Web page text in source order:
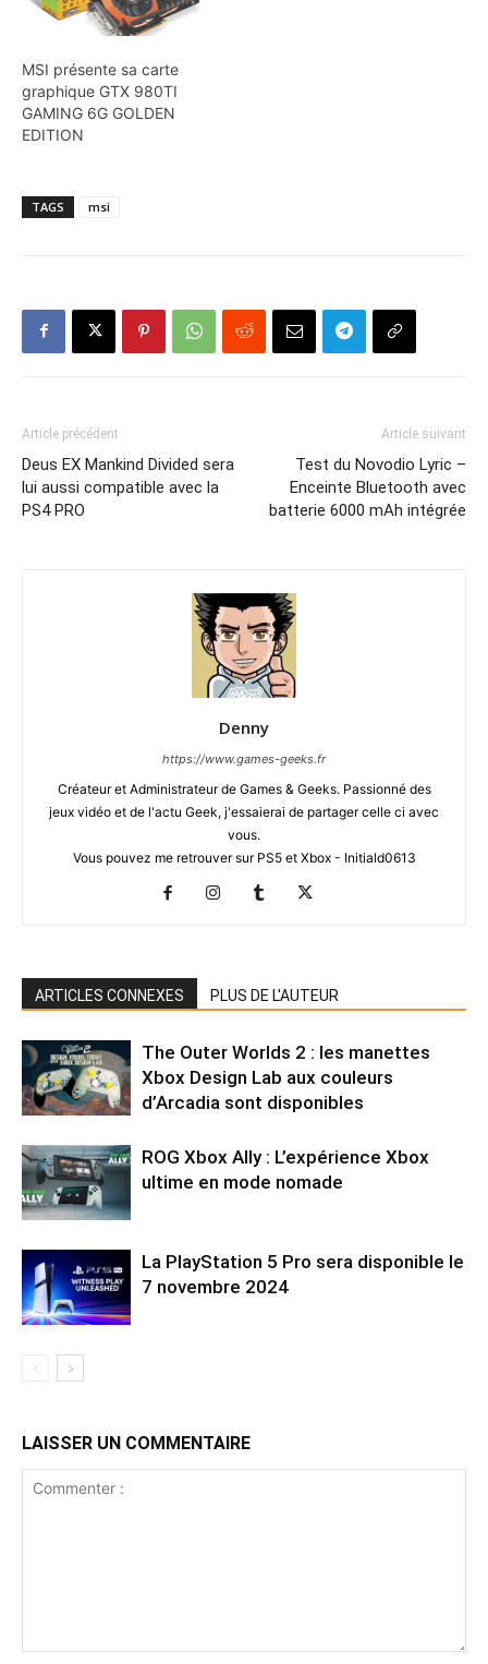
MSI présente sa carte
graphique GTX 980TI
GAMING 6G GOLDEN
EDITION
TAGS msi
Article précédent
Deus EX Mankind Divided sera
lui aussi compatible avec la
PS4 PRO
Article suivant
Test du Novodio Lyric –
Enceinte Bluetooth avec
batterie 6000 mAh intégrée
Denny
https://www.games-geeks.fr
Créateur et Administrateur de Games & Geeks. Passionné des
jeux vidéo et de l'actu Geek, j'essaierai de partager celle ci avec
vous.
Vous pouvez me retrouver sur PS5 et Xbox - Initiald0613
ARTICLES CONNEXES PLUS DE L'AUTEUR
The Outer Worlds 2 : les manettes
Xbox Design Lab aux couleurs
d’Arcadia sont disponibles
ROG Xbox Ally : L’expérience Xbox
ultime en mode nomade
La PlayStation 5 Pro sera disponible le
7 novembre 2024
LAISSER UN COMMENTAIRE